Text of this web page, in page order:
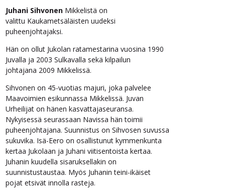
Juhani SihvonenMikkelistä on
valittu Kaukametsäläisten uudeksi
puheenjohtajaksi.
Hän on ollut Jukolan ratamestarina vuosina 1990
Juvalla ja 2003 Sulkavalla sekä kilpailun
johtajana 2009 Mikkelissä.
Sihvonen on 45-vuotias majuri, joka palvelee
Maavoimien esikunnassa Mikkelissä. Juvan
Urheilijat on hänen kasvattajaseuransa.
Nykyisessä seurassaan Navissa hän toimii
puheenjohtajana. Suunnistus on Sihvosen suvussa
sukuvika. Isä-Eero on osallistunut kymmenkunta
kertaa Jukolaan ja Juhani viitisentoista kertaa.
Juhanin kuudella sisaruksellakin on
suunnistustaustaa. Myös Juhanin teini-ikäiset
pojat etsivät innolla rasteja.